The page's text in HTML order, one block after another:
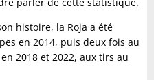
parler de cette statistique.
histoire, la Roja a été
en 2014, puis deux fois au
2018 et 2022, aux tirs au